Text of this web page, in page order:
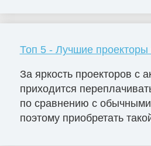
Топ 5 - Лучшие проекторы
За яркость проекторов с
приходится
по сравнению с
поэтому приобретать